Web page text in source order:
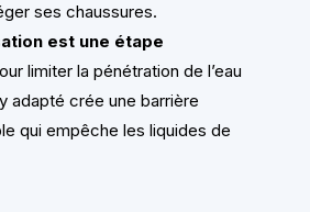
ses chaussures.
est une étape
limiter la pénétration de l’eau
adapté crée une barrière
qui empêche les liquides de